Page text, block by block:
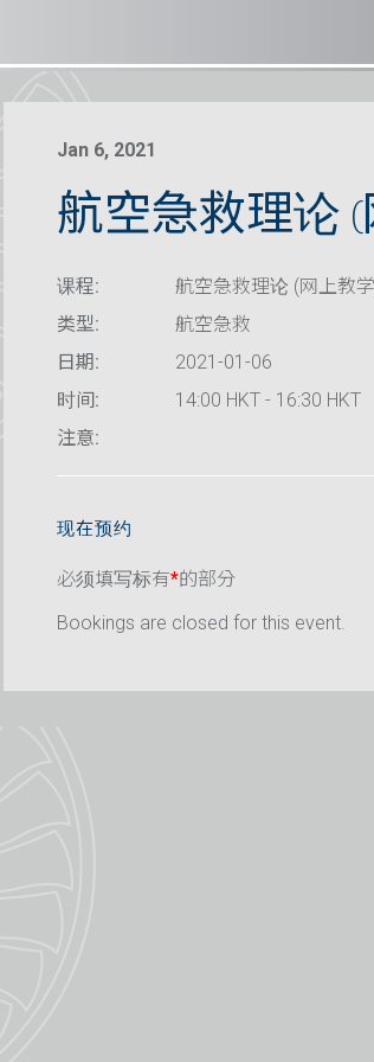
Jan 6, 2021
航空急救理论
课程:
航空急救理论 (网上教
类型:
航空急救
日期:
2021-01-06
时间:
14:00 HKT - 16:30 HKT
注意:
现在预约
必须填写标有*的部分
Bookings are closed for this event.